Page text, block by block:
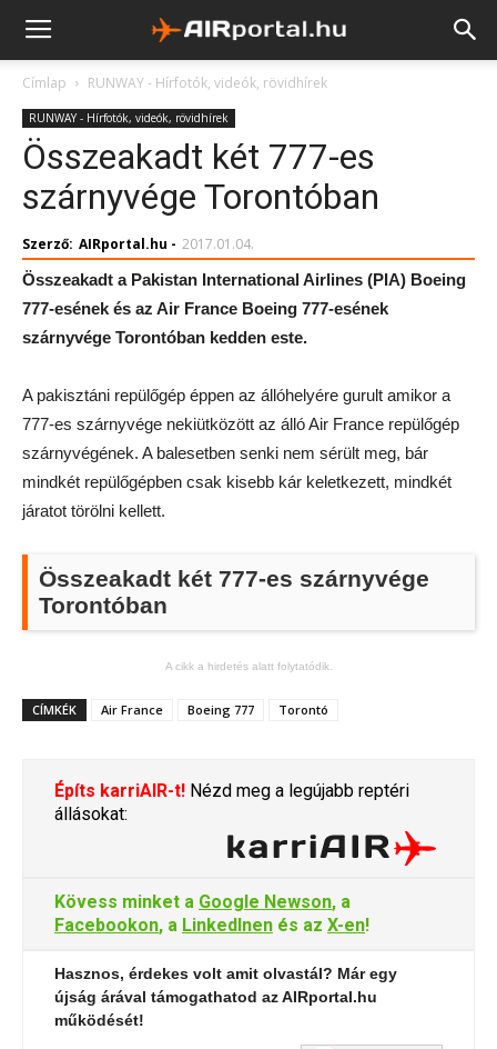
Címlap RUNWAY - Hírfotók, videók, rövidhírek
RUNWAY - Hírfotók, videók, rövidhírek
Összeakadt két 777-es
szárnyvége Torontóban
Szerző: AIRportal.hu - 2017.01.04.
Összeakadt a Pakistan International Airlines (PIA) Boeing
777-esének és az Air France Boeing 777-esének
szárnyvége Torontóban kedden este.
A pakisztáni repülőgép éppen az állóhelyére gurult amikor a
777-es szárnyvége nekiütközött az álló Air France repülőgép
szárnyvégének. A balesetben senki nem sérült meg, bár
mindkét repülőgépben csak kisebb kár keletkezett, mindkét
járatot törölni kellett.
Összeakadt két 777-es szárnyvége
Torontóban
A cikk a hirdetés alatt folytatódik.
CÍMKÉK Air France Boeing 777 Torontó
Építs karriAIR-t! Nézd meg a legújabb reptéri
állásokat:
Kövess minket a Google Newson, a
Facebookon, a LinkedInen és az X-en!
Hasznos, érdekes volt amit olvastál? Már egy
újság árával támogathatod az AIRportal.hu
működését!